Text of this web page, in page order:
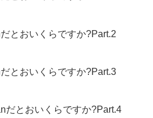
とおいくらですか?Part.2
とおいくらですか?Part.3
だとおいくらですか?Part.4